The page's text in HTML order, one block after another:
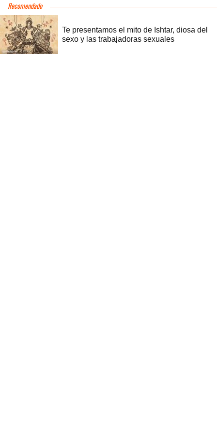
Recomendado
Te presentamos el mito de Ishtar, diosa del
sexo y las trabajadoras sexuales